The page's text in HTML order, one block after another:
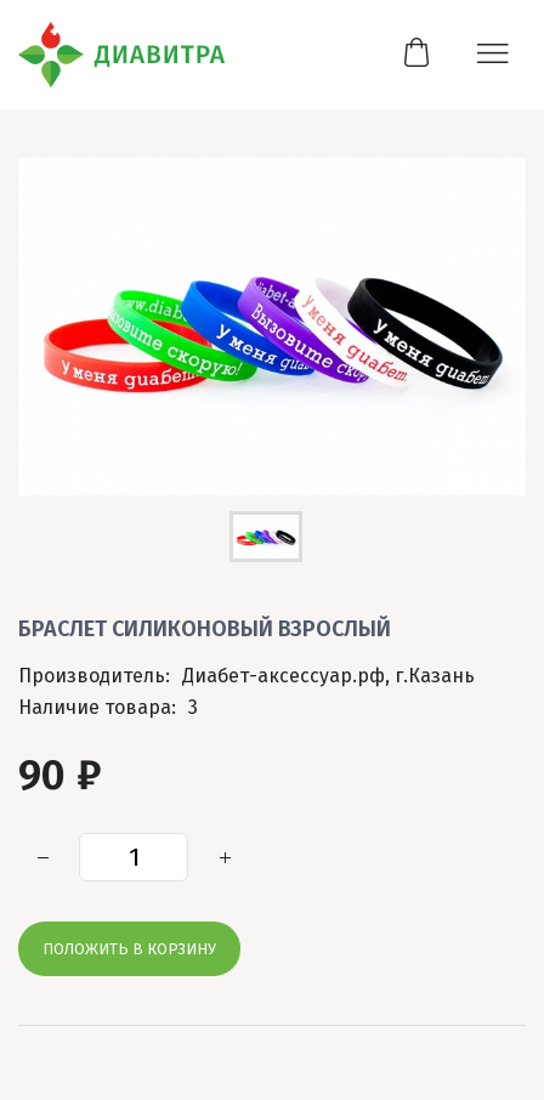
БРАСЛЕТ СИЛИКОНОВЫЙ ВЗРОСЛЫЙ
Производитель: Диабет-аксессуар.рф, г.Казань
Наличие товара: 3
90 ₽
ПОЛОЖИТЬ В КОРЗИНУ